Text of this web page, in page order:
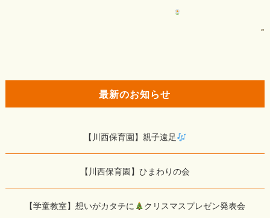
»
最新のお知らせ
【川西保育園】親子遠足
【川西保育園】ひまわりの会
【学童教室】想いがカタチに クリスマスプレゼン発表会